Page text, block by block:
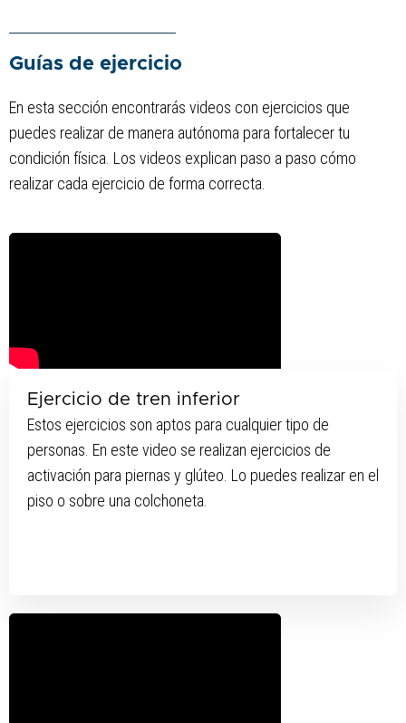
Guías de ejercicio
En esta sección encontrarás videos con ejercicios que
puedes realizar de manera autónoma para fortalecer tu
condición física. Los videos explican paso a paso cómo
realizar cada ejercicio de forma correcta.
Ejercicio de tren inferior
Estos ejercicios son aptos para cualquier tipo de
personas. En este video se realizan ejercicios de
activación para piernas y glúteo. Lo puedes realizar en el
piso o sobre una colchoneta.